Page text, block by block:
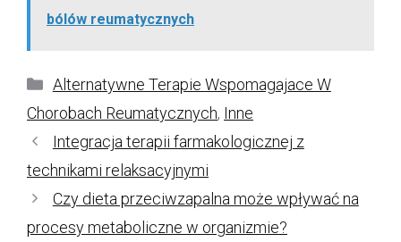
bólów reumatycznych
Kategorie
Alternatywne Terapie Wspomagajace W
Chorobach Reumatycznych, Inne
Integracja terapii farmakologicznej z
technikami relaksacyjnymi
Czy dieta przeciwzapalna może wpływać na
procesy metaboliczne w organizmie?